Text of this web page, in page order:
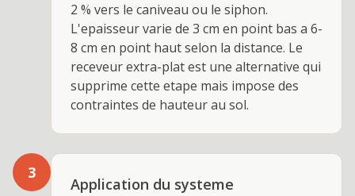
2 % vers le caniveau ou le siphon.
L'epaisseur varie de 3 cm en point bas a 6-
8 cm en point haut selon la distance. Le
receveur extra-plat est une alternative qui
supprime cette etape mais impose des
contraintes de hauteur au sol.
3
Application du systeme